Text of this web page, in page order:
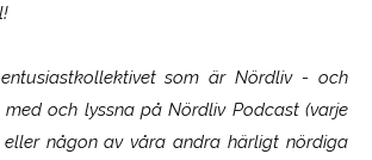
som ärNördliv- och
och lyssna på Nördliv Podcast (varje
eller någon av våra andra härligt nördiga